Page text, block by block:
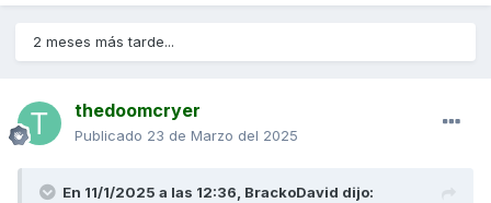
2 meses más tarde...
thedoomcryer
Publicado 23 de Marzo del 2025
En 11/1/2025 a las 12:36, BrackoDavid dijo: